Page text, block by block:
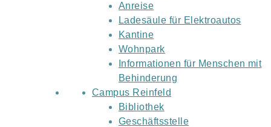
Anreise
Ladesäule für Elektroautos
Kantine
Wohnpark
Informationen für Menschen mit
Behinderung
Campus Reinfeld
Bibliothek
Geschäftsstelle